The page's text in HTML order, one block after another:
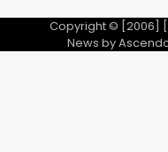
Copyright © [2006]
News by